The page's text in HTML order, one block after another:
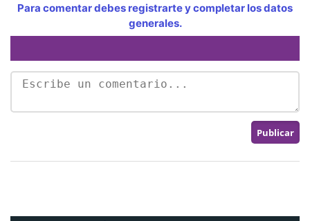
Para comentar debes registrarte y completar los datos
generales.